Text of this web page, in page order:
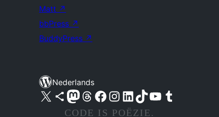
Matt ↗
bbPress ↗
BuddyPress ↗
Nederlands
Bezoek ons X (voorheen Twitter) account
Bezoek ons Bluesky account
Bezoek ons Mastodon account
Bezoek ons Threads account
Onze Facebook pagina bezoeken
Bezoek ons Instagram account
Bezoek ons LinkedIn account
Bezoek ons TikTok account
Bezoek ons YouTube kanaalBezoek ons Tumblr account
CODE IS POËZIE.